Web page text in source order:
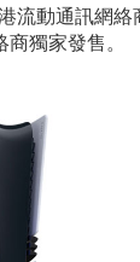
流動通訊網
獨家發售。